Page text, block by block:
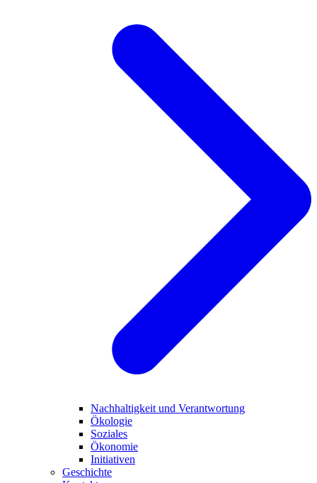
Nachhaltigkeit und Verantwortung
Ökologie
Soziales
Ökonomie
Initiativen
Geschichte